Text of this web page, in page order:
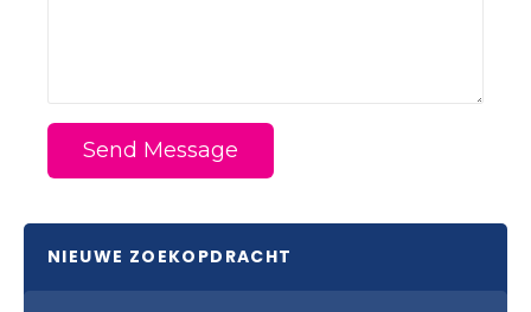
Send Message
NIEUWE ZOEKOPDRACHT